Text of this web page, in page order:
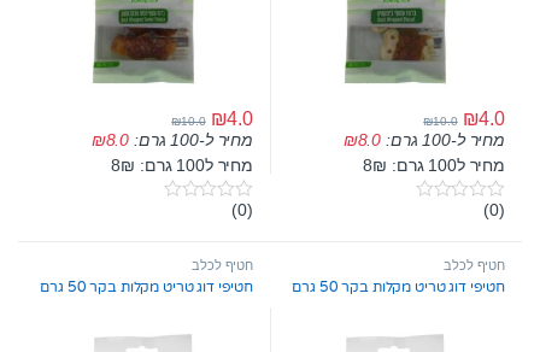
₪4.0
₪10.0
מחיר ל-100 גרם: ₪8.0
מחיר ל100 גרם: 8₪
0
t
o
f
(0)
₪4.0
₪10.0
מחיר ל-100 גרם: ₪8.0
מחיר ל100 גרם: 8₪
0
t
o
f
(0)
חטיף לכלב
חטיפי דוג טריט מקלות בקר 50 גרם
חטיף לכלב
חטיפי דוג טריט מקלות בקר 50 גרם